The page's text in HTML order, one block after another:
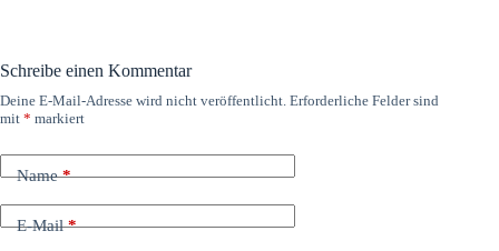
Schreibe einen Kommentar
Deine E-Mail-Adresse wird nicht veröffentlicht. Erforderliche Felder sind
mit * markiert
Name*
E-Mail*